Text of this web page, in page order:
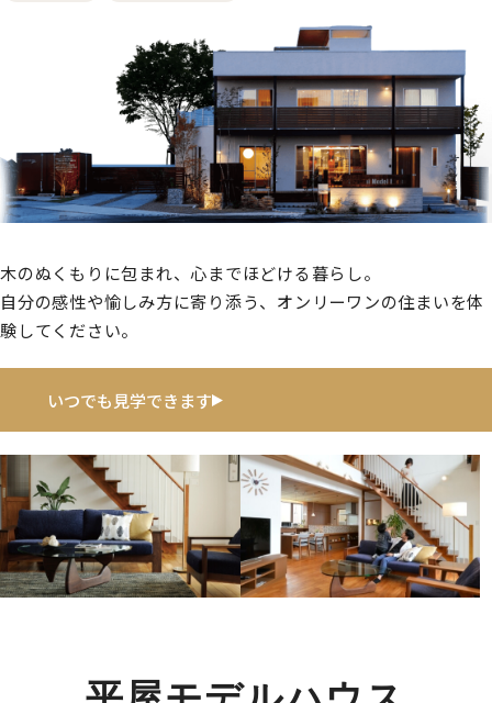
木のぬくもりに包まれ、心までほどける暮らし。
自分の感性や愉しみ方に寄り添う、オンリーワンの住まいを体
験してください。
いつでも見学できます